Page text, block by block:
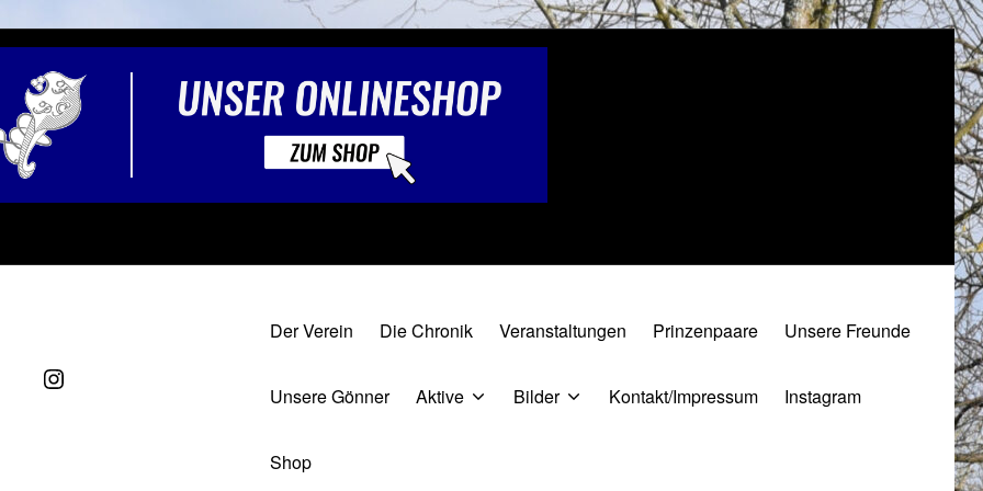
Der Verein Die Chronik Veranstaltungen Prinzenpaare Unsere Freunde
Unsere Gönner Aktive Bilder Kontakt/Impressum Instagram
Shop